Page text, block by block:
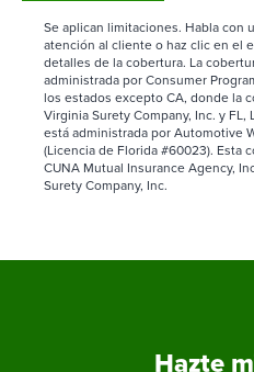
Se aplican limitaciones. Habla
atención al cliente o haz clic en el
detalles de la cobertura. La
administrada por Consumer
los estados excepto CA, donde la
Virginia Surety Company, Inc. y
está administrada por Automotive
(Licencia de Florida #60023). Esta
CUNA Mutual Insurance Agency,
Surety Company, Inc.
Hazte